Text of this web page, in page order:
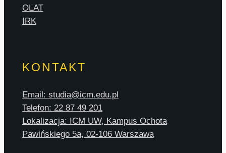
OLAT
IRK
KONTAKT
Email: studia@icm.edu.pl
Telefon: 22 87 49 201
Lokalizacja: ICM UW, Kampus Ochota
Pawińskiego 5a, 02-106 Warszawa